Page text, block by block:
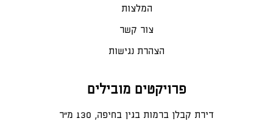
המלצות
צור קשר
הצהרת נגישות
פרויקטים מובילים
דירת קבלן ברמות בגין בחיפה, 130 מ"ר